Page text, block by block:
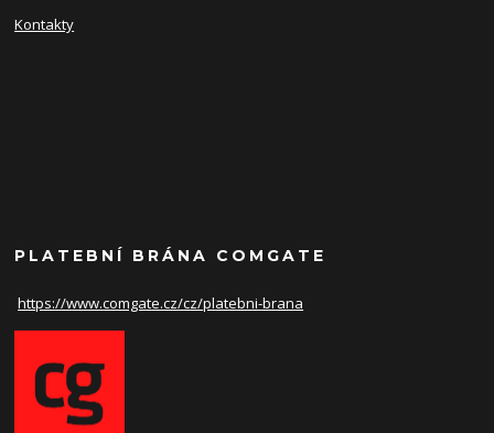
Kontakty
PLATEBNÍ BRÁNA COMGATE
https://www.comgate.cz/cz/platebni-brana